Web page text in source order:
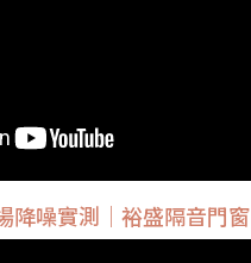
降噪實測｜裕盛隔音門窗